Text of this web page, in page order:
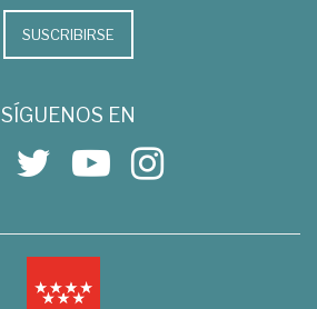
SUSCRIBIRSE
SÍGUENOS EN